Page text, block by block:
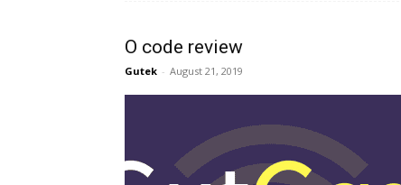
O code review
Gutek - August 21, 2019